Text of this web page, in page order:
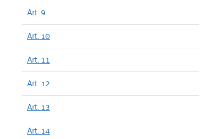
Art. 9
Art. 10
Art. 11
Art. 12
Art. 13
Art. 14